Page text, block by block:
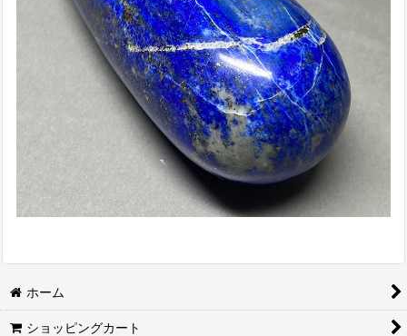
ホーム
ショッピングカート